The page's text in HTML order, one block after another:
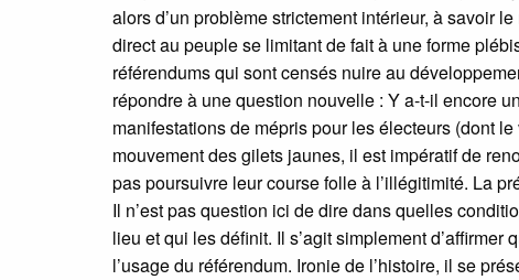
alors d’un problème strictement intérieur, à savoir
direct au peuple se limitant de fait à une forme
référendums qui sont censés nuire au
répondre à une question nouvelle : Y a-t-il encore
manifestations de mépris pour les électeurs (dont
mouvement des gilets jaunes, il est impératif de
pas poursuivre leur course folle à l’illégitimité. La
Il n’est pas question ici de dire dans quelles
lieu et qui les définit. Il s’agit simplement
l’usage du référendum. Ironie de l’histoire, il se